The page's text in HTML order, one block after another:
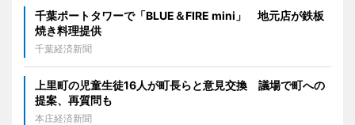
千葉ポートタワーで「BLUE＆FIRE mini」 地元店が鉄板
焼き料理提供
千葉経済新聞
上里町の児童生徒16人が町長らと意見交換 議場で町への
提案、再質問も
本庄経済新聞